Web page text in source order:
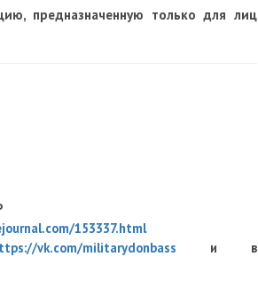
предназначенную только для лиц
153337.html
vk.com/militarydonbass и в